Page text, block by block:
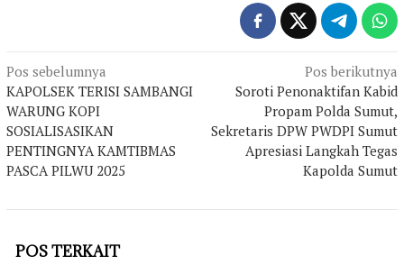
Navigasi
pos
Pos sebelumnya
KAPOLSEK TERISI SAMBANGI
WARUNG KOPI
SOSIALISASIKAN
PENTINGNYA KAMTIBMAS
PASCA PILWU 2025
Pos berikutnya
Soroti Penonaktifan Kabid
Propam Polda Sumut,
Sekretaris DPW PWDPI Sumut
Apresiasi Langkah Tegas
Kapolda Sumut
POS TERKAIT